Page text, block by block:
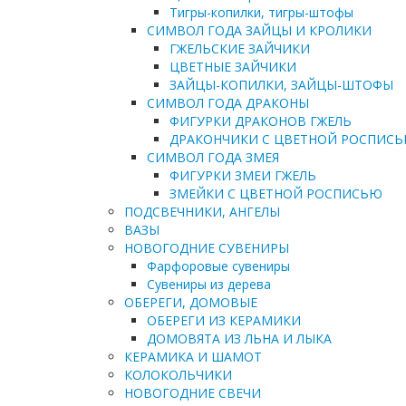
Тигры-копилки, тигры-штофы
СИМВОЛ ГОДА ЗАЙЦЫ И КРОЛИКИ
ГЖЕЛЬСКИЕ ЗАЙЧИКИ
ЦВЕТНЫЕ ЗАЙЧИКИ
ЗАЙЦЫ-КОПИЛКИ, ЗАЙЦЫ-ШТОФЫ
СИМВОЛ ГОДА ДРАКОНЫ
ФИГУРКИ ДРАКОНОВ ГЖЕЛЬ
ДРАКОНЧИКИ С ЦВЕТНОЙ
СИМВОЛ ГОДА ЗМЕЯ
ФИГУРКИ ЗМЕИ ГЖЕЛЬ
ЗМЕЙКИ С ЦВЕТНОЙ РОСПИСЬЮ
ПОДСВЕЧНИКИ, АНГЕЛЫ
ВАЗЫ
НОВОГОДНИЕ СУВЕНИРЫ
Фарфоровые сувениры
Сувениры из дерева
ОБЕРЕГИ, ДОМОВЫЕ
ОБЕРЕГИ ИЗ КЕРАМИКИ
ДОМОВЯТА ИЗ ЛЬНА И ЛЫКА
КЕРАМИКА И ШАМОТ
КОЛОКОЛЬЧИКИ
НОВОГОДНИЕ СВЕЧИ